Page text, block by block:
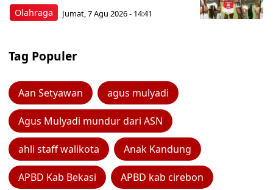
Olahraga Jumat, 7 Agu 2026 - 14:41
Tag Populer
Aan Setyawan agus mulyadi
Agus Mulyadi mundur dari ASN
ahli staff walikota Anak Kandung
APBD Kab Bekasi APBD kab cirebon